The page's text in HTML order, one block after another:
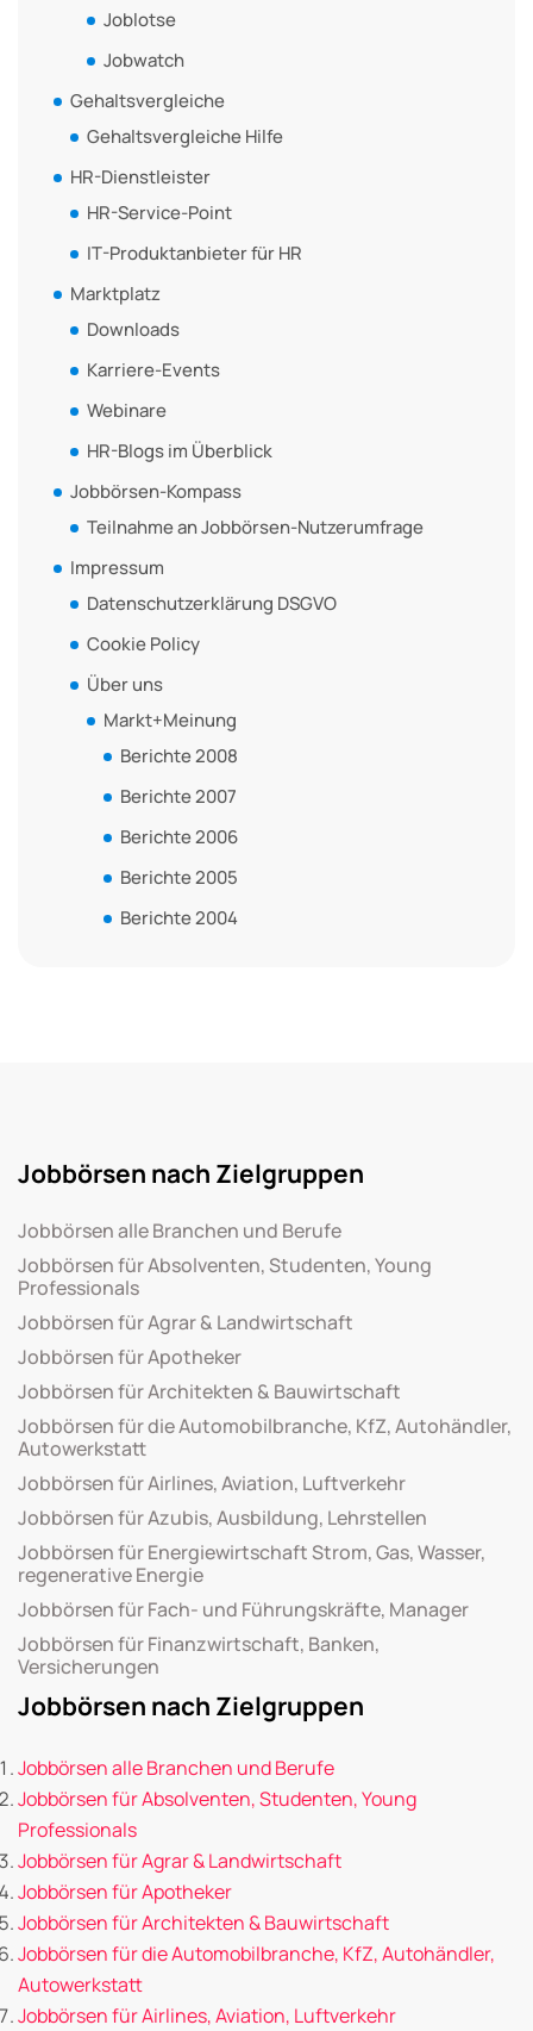
Joblotse
Jobwatch
Gehaltsvergleiche
Gehaltsvergleiche Hilfe
HR-Dienstleister
HR-Service-Point
IT-Produktanbieter für HR
Marktplatz
Downloads
Karriere-Events
Webinare
HR-Blogs im Überblick
Jobbörsen-Kompass
Teilnahme an Jobbörsen-Nutzerumfrage
Impressum
Datenschutzerklärung DSGVO
Cookie Policy
Über uns
Markt+Meinung
Berichte 2008
Berichte 2007
Berichte 2006
Berichte 2005
Berichte 2004
Jobbörsen nach Zielgruppen
Jobbörsen alle Branchen und Berufe
Jobbörsen für Absolventen, Studenten, Young
Professionals
Jobbörsen für Agrar & Landwirtschaft
Jobbörsen für Apotheker
Jobbörsen für Architekten & Bauwirtschaft
Jobbörsen für die Automobilbranche, KfZ, Autohändler,
Autowerkstatt
Jobbörsen für Airlines, Aviation, Luftverkehr
Jobbörsen für Azubis, Ausbildung, Lehrstellen
Jobbörsen für Energiewirtschaft Strom, Gas, Wasser,
regenerative Energie
Jobbörsen für Fach- und Führungskräfte, Manager
Jobbörsen für Finanzwirtschaft, Banken,
Versicherungen
Jobbörsen nach Zielgruppen
Jobbörsen alle Branchen und Berufe
Jobbörsen für Absolventen, Studenten, Young
Professionals
Jobbörsen für Agrar & Landwirtschaft
Jobbörsen für Apotheker
Jobbörsen für Architekten & Bauwirtschaft
Jobbörsen für die Automobilbranche, KfZ, Autohändler,
Autowerkstatt
Jobbörsen für Airlines, Aviation, Luftverkehr